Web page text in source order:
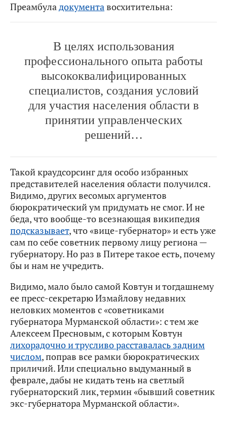
Преамбуладокументавосхитительна:
В целях использования
профессионального опыта работы
высококвалифицированных
специалистов, создания условий
для участия населения области в
принятии управленческих
решений…
Такой краудсорсинг для особо избранных
представителей населения области получился.
Видимо, других весомых аргументов
бюрократический ум придумать не смог. И не
беда, что вообще-то всезнающая википедия
подсказывает, что «вице-губернатор» и есть уже
сам по себе советник первому лицу региона —
губернатору. Но раз в Питере такое есть, почему
бы и нам не учредить.
Видимо, мало было самой Ковтун и тогдашнему
ее пресс-секретарю Измайлову недавних
неловких моментов с «советниками
губернатора Мурманской области»: с тем же
Алексеем Пресновым, с которым Ковтун
лихорадочно и трусливо расставалась задним
числом, поправ все рамки бюрократических
приличий. Или специально выдуманный в
феврале, дабы не кидать тень на светлый
губернаторский лик, термин «бывший советник
экс-губернатора Мурманской области».